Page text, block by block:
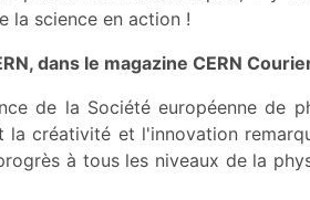
la science en action !
dans le magazine CERN
de la Société européenne de
la créativité et l'innovation
à tous les niveaux de la